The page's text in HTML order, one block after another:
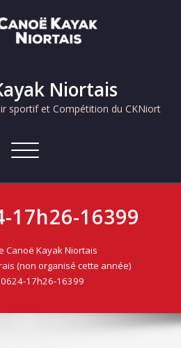
Niortais
sportif et Compétition du CKNiort
Afficher/masquer
navigation
17h26-16399
Canoë Kayak Niortais
(non organisé cette année)
17h26-16399